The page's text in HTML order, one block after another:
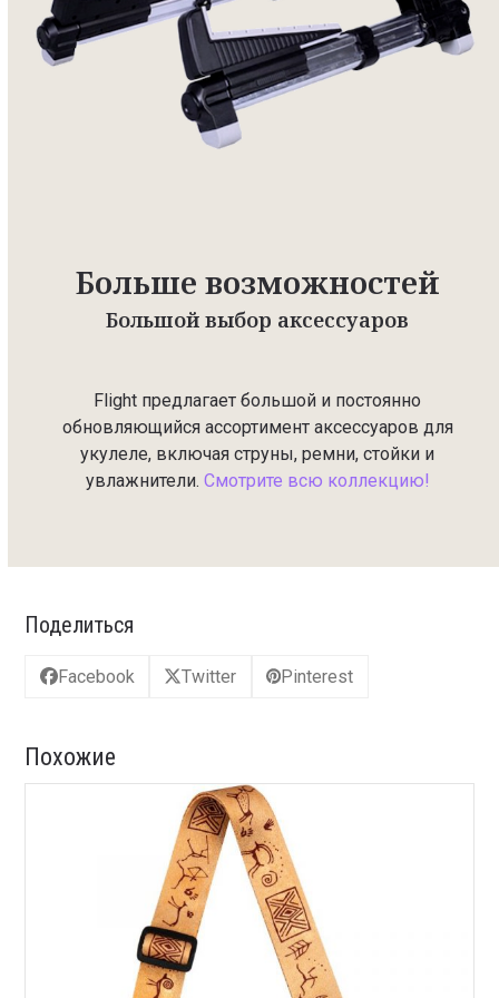
Больше возможностей
Большой выбор аксессуаров
Flight предлагает большой и постоянно
обновляющийся ассортимент аксессуаров для
укулеле, включая струны, ремни, стойки и
увлажнители. Смотрите всю коллекцию!
Поделиться
Facebook Twitter Pinterest
Похожие